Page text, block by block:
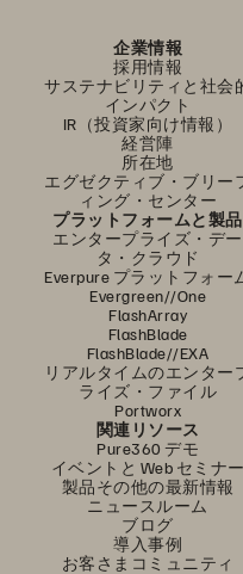
企業情報
採用情報
サステナビリティと社会
インパクト
IR（投資家向け情報）
経営陣
所在地
エグゼクティブ・ブリー
ィング・センター
プラットフォームと製品
エンタープライズ・デー
タ・クラウド
Everpure プラットフォー
Evergreen//One
FlashArray
FlashBlade
FlashBlade//EXA
リアルタイムのエンター
ライズ・ファイル
Portworx
関連リソース
Pure360 デモ
イベントと Web セミナー
製品その他の最新情報
ニュースルーム
ブログ
導入事例
お客さまコミュニティ